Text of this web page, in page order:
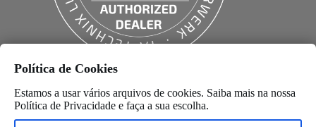
Política de Cookies
Estamos a usar vários arquivos de cookies. Saiba mais na nossa
Política de Privacidade e faça a sua escolha.